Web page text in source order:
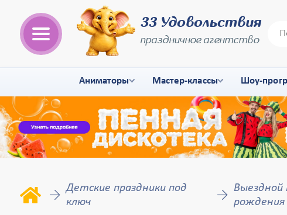
33 Удовольствия
праздничное агентство
Аниматоры Мастер-классы Шоу-
Детские праздники под
ключ
рождения